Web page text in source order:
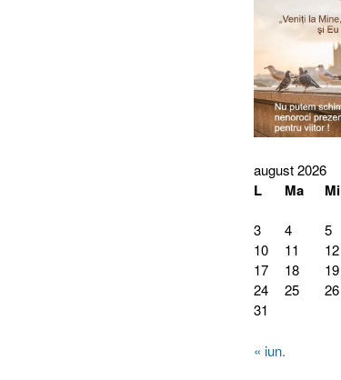
august 2026
L Ma Mi
3
4 5
10
11 12
17
18 19
24
25 26
31
« iun.